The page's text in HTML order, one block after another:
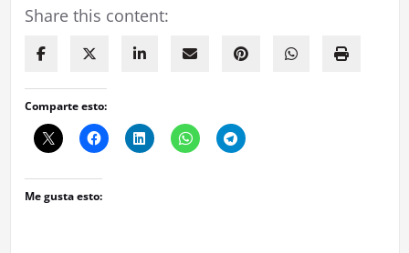
Share this content:
Comparte esto:
Me gusta esto: